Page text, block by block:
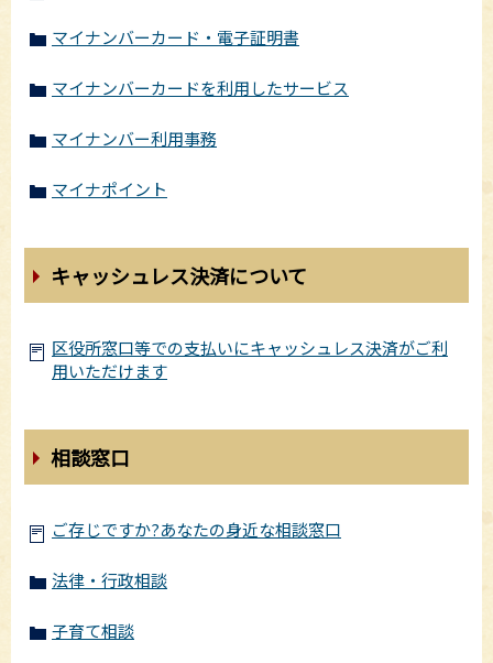
マイナンバーカード・電子証明書
マイナンバーカードを利用したサービス
マイナンバー利用事務
マイナポイント
キャッシュレス決済について
区役所窓口等での支払いにキャッシュレス決済がご利
用いただけます
相談窓口
ご存じですか?あなたの身近な相談窓口
法律・行政相談
子育て相談